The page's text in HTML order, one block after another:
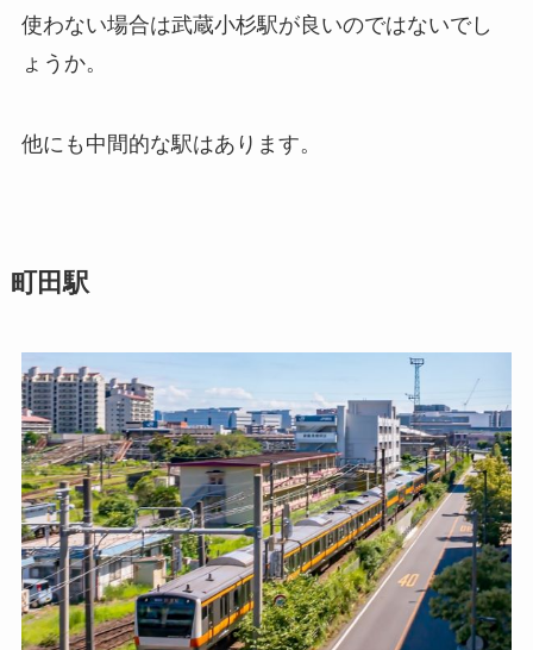
使わない場合は武蔵小杉駅が良いのではないでし
ょうか。
他にも中間的な駅はあります。
町田駅